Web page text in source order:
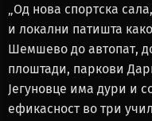
„Од нова спортска
и локални патишта
Шемшево до автопат,
плоштади, паркови
Јегуновце има дури и
ефикасност во три